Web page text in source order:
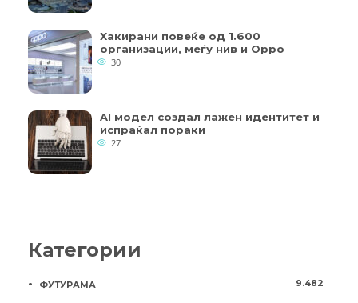
Хакирани повеќе од 1.600
организации, меѓу нив и Oppo
30
AI модел создал лажен идентитет и
испраќал пораки
27
Категории
ФУТУРАМА 9.482